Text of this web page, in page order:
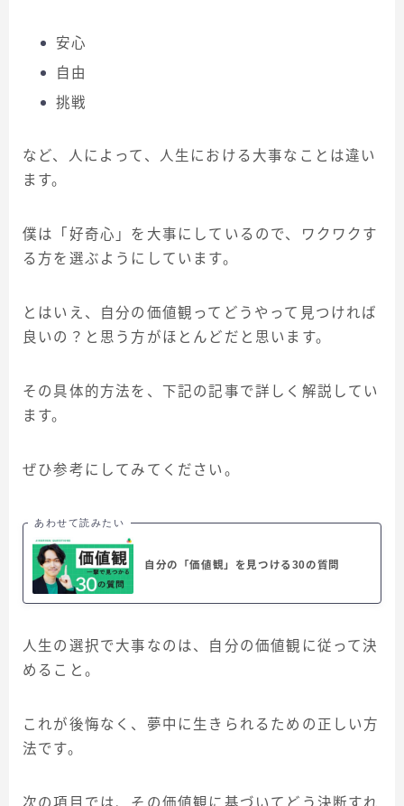
安心
自由
挑戦
など、人によって、人生における大事なことは違い
ます。
僕は「好奇心」を大事にしているので、ワクワクす
る方を選ぶようにしています。
とはいえ、自分の価値観ってどうやって見つければ
良いの？と思う方がほとんどだと思います。
その具体的方法を、下記の記事で詳しく解説してい
ます。
ぜひ参考にしてみてください。
あわせて読みたい
自分の「価値観」を見つける30の質問
人生の選択で大事なのは、自分の価値観に従って決
めること。
これが後悔なく、夢中に生きられるための正しい方
法です。
次の項目では、その価値観に基づいてどう決断すれ